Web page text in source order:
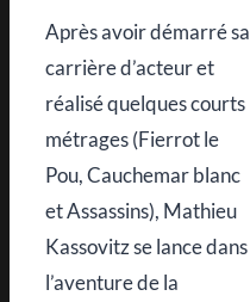
Après avoir démarré sa
carrière d’acteur et
réalisé quelques courts
métrages (Fierrot le
Pou, Cauchemar blanc
et Assassins), Mathieu
Kassovitz se lance dans
l’aventure de la